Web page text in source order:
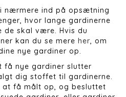
nærmere ind på opsætning
hvor lange gardinerne
skal være. Hvis du
kan du se mere her, om
nye gardiner op.
få nye gardiner slutter
dig stoffet til gardinerne.
at få målt op, og besluttet